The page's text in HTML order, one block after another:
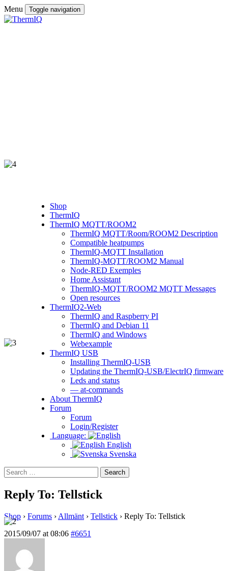
Menu Toggle navigation
Shop
ThermIQ
ThermIQ MQTT/ROOM2
ThermIQ MQTT/Room/ROOM2 Description
Compatible heatpumps
ThermIQ-MQTT Installation
ThermIQ-MQTT/ROOM2 Manual
Node-RED Exemples
Home Assistant
ThermIQ-MQTT/ROOM2 MQTT Messages
Open resources
ThermIQ2-Web
ThermIQ and Raspberry PI
ThermIQ and Debian 11
ThermIQ and Windows
Webexample
ThermIQ USB
Installing ThermIQ-USB
Updating the ThermIQ-USB/ElectrIQ firmware
Leds and status
— at-commands
About ThermIQ
Forum
Forum
Login/Register
Language:
English
Svenska
Search
for:
Reply To: Tellstick
Shop › Forums › Allmänt › Tellstick › Reply To: Tellstick
2015/09/07 at 08:06 #6651